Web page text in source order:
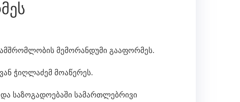
მემორანდუმი გააფორმეს.
ჭიღლაძემ მოაწერეს.
საზოგადოებაში სამართლებრივი